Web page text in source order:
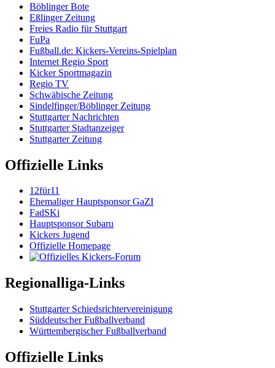
Böblinger Bote
Eßlinger Zeitung
Freies Radio für Stuttgart
FuPa
Fußball.de: Kickers-Vereins-Spielplan
Internet Regio Sport
Kicker Sportmagazin
Regio TV
Schwäbische Zeitung
Sindelfinger/Böblinger Zeitung
Stuttgarter Nachrichten
Stuttgarter Stadtanzeiger
Stuttgarter Zeitung
Offizielle Links
12für11
Ehemaliger Hauptsponsor GaZI
FadSKi
Hauptsponsor Subaru
Kickers Jugend
Offizielle Homepage
Regionalliga-Links
Stuttgarter Schiedsrichtervereinigung
Süddeutscher Fußballverband
Württembergischer Fußballverband
Offizielle Links